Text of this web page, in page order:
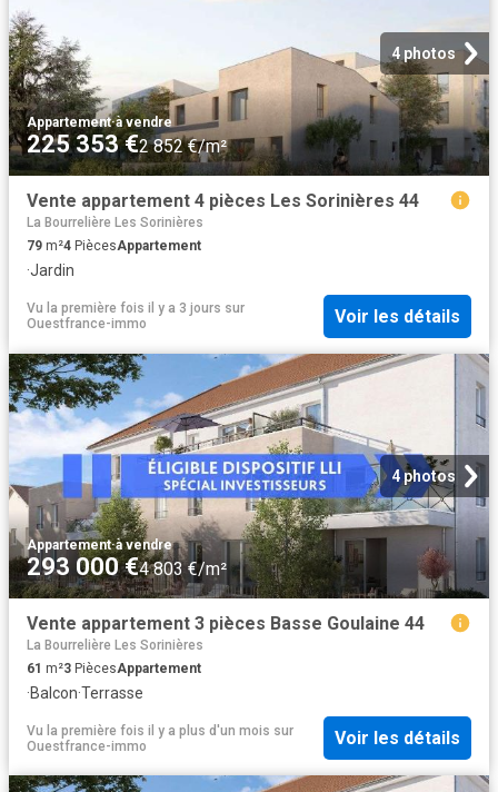
4 photos
Appartement·à vendre
225 353 €2 852 €/m²
Vente appartement 4 pièces Les Sorinières 44
La Bourrelière Les Sorinières
79 m²4 PiècesAppartement
·Jardin
Vu la première fois il y a 3 jours sur
Ouestfrance-immo
Voir les détails
4 photos
Appartement·à vendre
293 000 €4 803 €/m²
Vente appartement 3 pièces Basse Goulaine 44
La Bourrelière Les Sorinières
61 m²3 PiècesAppartement
·Balcon·Terrasse
Vu la première fois il y a plus d'un mois sur
Ouestfrance-immo
Voir les détails